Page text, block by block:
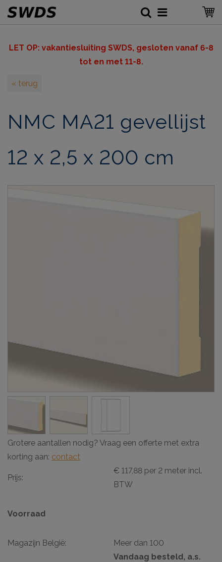
LET OP: vakantiesluiting SWDS, gesloten vanaf 6-8
tot en met 11-8.
« terug
NMC MA21 gevellijst
12 x 2,5 x 200 cm
Grotere aantallen nodig? Vraag een offerte met extra
korting aan: contact
Prijs:
€ 117,88 per 2 meter incl.
BTW
Voorraad
Magazijn België:
Meer dan 100
Vandaag besteld, a.s.